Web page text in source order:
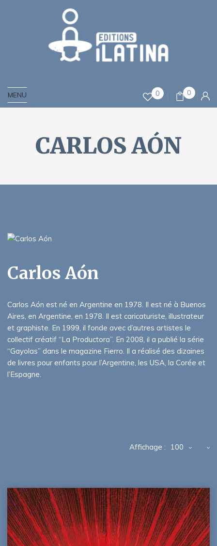
MENU 0 0
CARLOS AÓN
Carlos Aón
Carlos Aón est né en Argentine en 1978. Il est né à Buenos
Aires, en Argentine, en 1978. Il est caricaturiste, illustrateur
et graphiste. En 1999, il fonde avec d’autres artistes le
collectif créatif “La Productora”. En 2008, il a publié la série
“Gayolas” dans le magazine Fierro. Il a réalisé des dizaines
de livres pour enfants pour l’Argentine, les USA, la Corée et
l’Espagne.
Affichage : 100